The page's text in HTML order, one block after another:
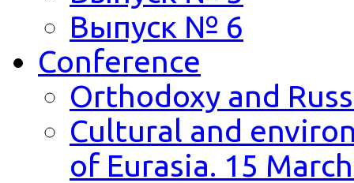
Выпуск № 6
Conference
Orthodoxy and
Cultural and
of Eurasia. 15